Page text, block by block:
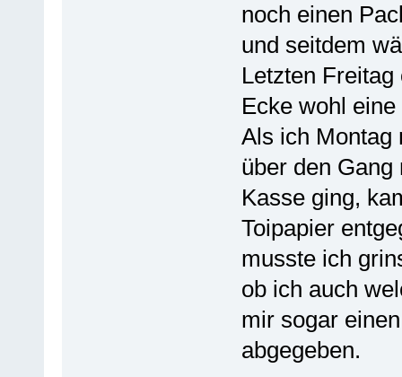
noch einen
und seitdem
Letzten
Ecke wohl
Als ich Montag
über den
Kasse ging,
Toipapier
musste ich
ob ich auch
mir sogar
abgegeben.